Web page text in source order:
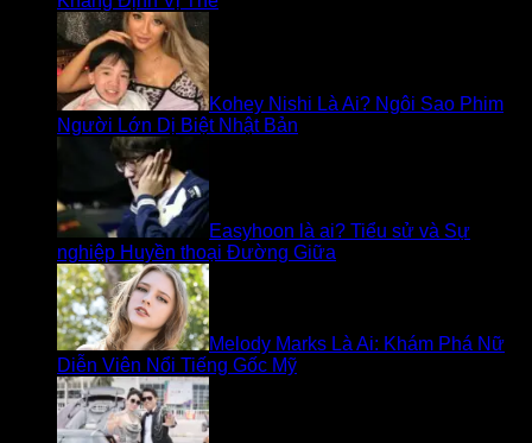
Kohey Nishi Là Ai? Ngôi Sao Phim
Người Lớn Dị Biệt Nhật Bản
Easyhoon là ai? Tiểu sử và Sự
nghiệp Huyền thoại Đường Giữa
Melody Marks Là Ai: Khám Phá Nữ
Diễn Viên Nổi Tiếng Gốc Mỹ